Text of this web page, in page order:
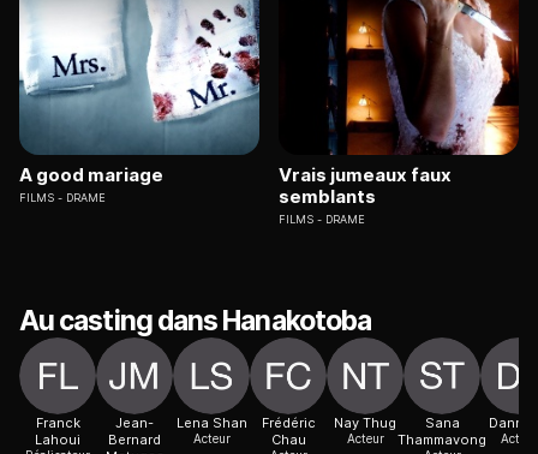
A good mariage
FILMS DRAME
Vrais jumeaux faux
semblants
FILMS DRAME
Au casting dans Hanakotoba
Franck
Lahoui
Jean-
Bernard
Lena Shan
Acteur
Frédéric
Chau
Nay Thug
Acteur
Sana
Thammavong
Danny
Acteur